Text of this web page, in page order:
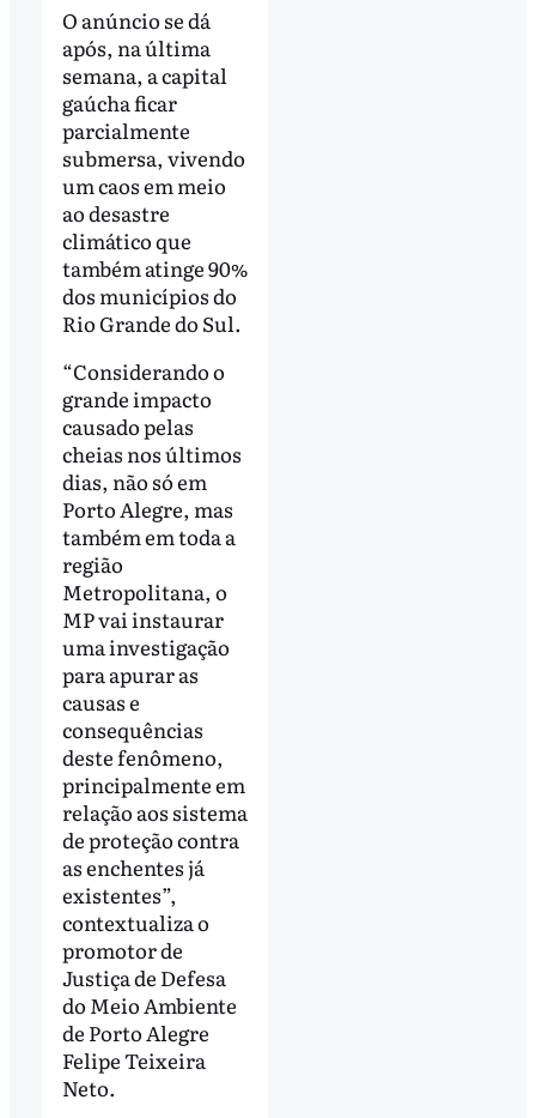
O anúncio se dá
após, na última
semana, a capital
gaúcha ficar
parcialmente
submersa, vivendo
um caos em meio
ao desastre
climático que
também atinge 90%
dos municípios do
Rio Grande do Sul.
“Considerando o
grande impacto
causado pelas
cheias nos últimos
dias, não só em
Porto Alegre, mas
também em toda a
região
Metropolitana, o
MP vai instaurar
uma investigação
para apurar as
causas e
consequências
deste fenômeno,
principalmente em
relação aos sistema
de proteção contra
as enchentes já
existentes”,
contextualiza o
promotor de
Justiça de Defesa
do Meio Ambiente
de Porto Alegre
Felipe Teixeira
Neto.